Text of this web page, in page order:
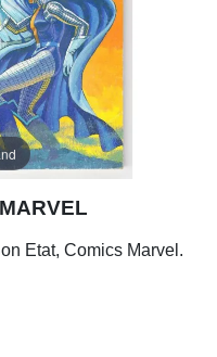
Etat, Comics Marvel.